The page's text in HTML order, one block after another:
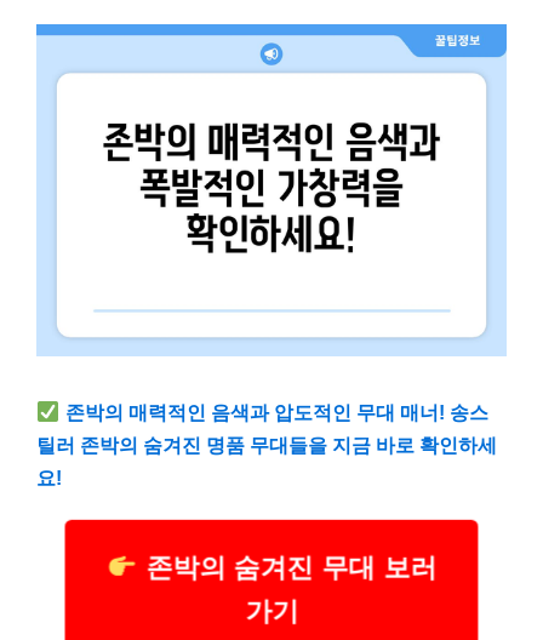
존박의 매력적인 음색과 압도적인 무대 매너! 송스
틸러 존박의 숨겨진 명품 무대들을 지금 바로 확인하세
요!
존박의 숨겨진 무대 보러
가기